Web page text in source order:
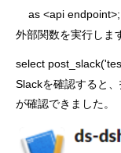
外部関数を実行しま
select
Slackを確認すると
が確認できました。